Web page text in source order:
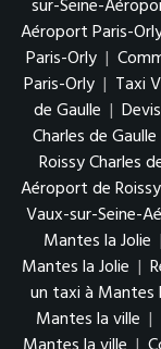
sur-Seine-
Aéroport Paris-
Paris-Orly |
Paris-Orly | Taxi
de Gaulle |
Charles de Gaulle
Roissy Charles
Aéroport de
Vaux-sur-Seine-
Mantes la Jolie |
Mantes la Jolie |
un taxi à Mantes
Mantes la ville |